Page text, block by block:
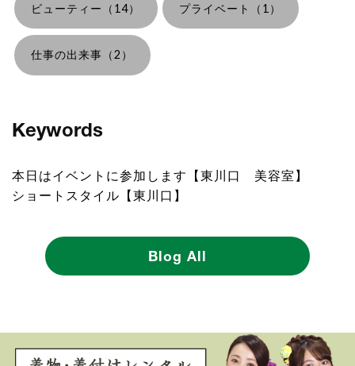
ビューティー（14） プライベート（1）
仕事の出来事（2）
Keywords
本日はイベントに参加します【東川口 美容室】
ショートスタイル【東川口】
Blog All